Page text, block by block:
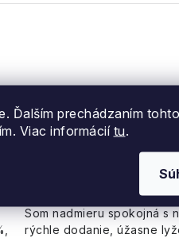
Ďalším prechádzaním
Viac informáciítu.
Som nadmieru spokojná s
rýchle dodanie, úžasne